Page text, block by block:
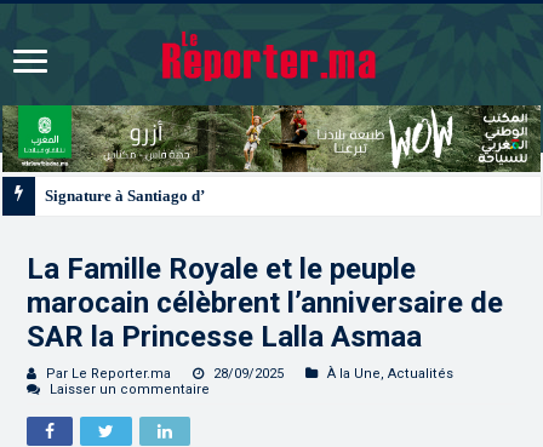
La Famille Royale et le peuple
marocain célèbrent l’anniversaire de
SAR la Princesse Lalla Asmaa
Par Le Reporter.ma 28/09/2025 À la Une,Actualités
Laisser un commentaire